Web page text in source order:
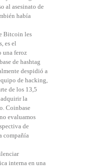
al asesinato de
había
Bitcoin les
es el
una feroz
de hashtag
despidió a
de hacking,
de los 13,5
adquirir la
Coinbase
evaluamos
de
compañía
interna en una